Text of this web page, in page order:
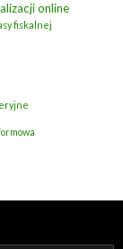
online
fiskalnej